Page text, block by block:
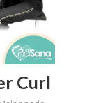
Curl